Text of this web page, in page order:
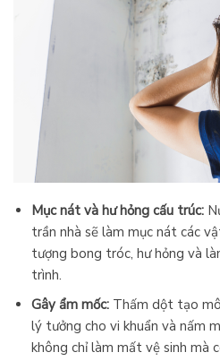
Mục nát và hư hỏng cấu trúc:
trần nhà sẽ làm mục nát các
tượng bong tróc, hư hỏng và
trình.
Gây ẩm mốc:Thấm dột tạo
lý tưởng cho vi khuẩn và nấm
không chỉ làm mất vệ sinh mà